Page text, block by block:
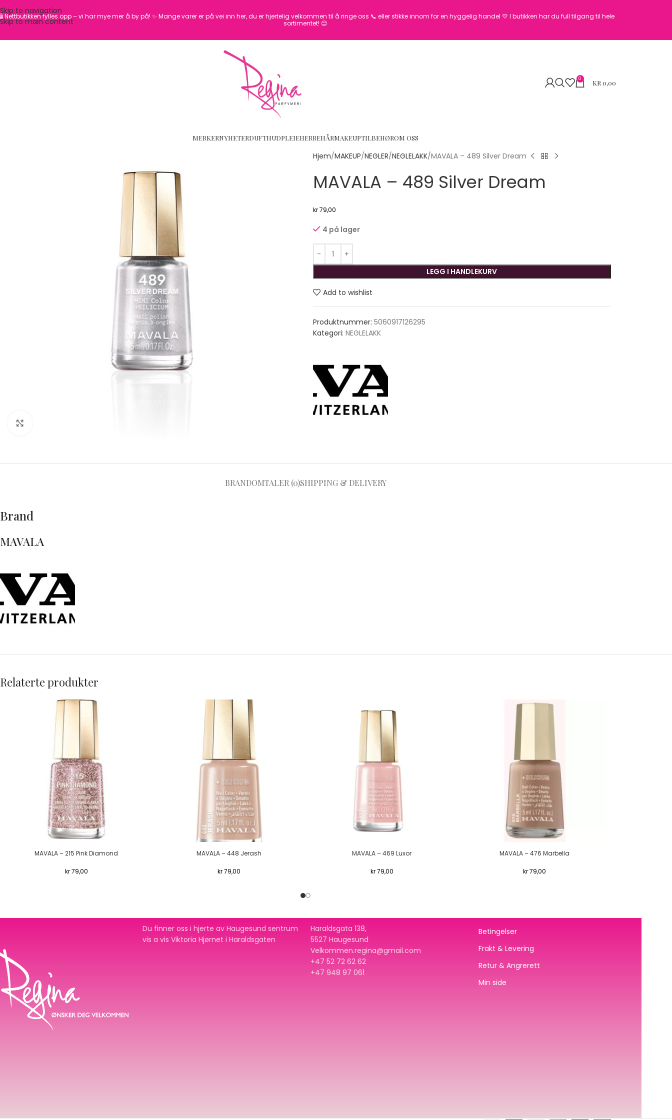
Skip to navigation
Skip to main content
Nettbutikken fylles opp – vi har mye mer å by på! ✨ Mange varer er på vei inn her, du er hjertelig velkommen til å ringe oss 📞 eller stikke innom for en hyggelig handel 💛 I butikken har du full tilgang til hele
sortimentet! 😊
0 KR 0,00
MERKERNYHETERDUFTHUDPLEIEHERREHÅRMAKEUPTILBEHØROM OSS
Hjem MAKEUP NEGLER NEGLELAKK MAVALA – 489 Silver Dream
MAVALA – 489 Silver Dream
kr79,00
4 på lager
LEGG I HANDLEKURV
Add to wishlist
Produktnummer: 5060917126295
Kategori: NEGLELAKK
BRANDOMTALER (0)SHIPPING & DELIVERY
Brand
MAVALA
Relaterte produkter
MAVALA – 215 Pink Diamond
kr79,00
MAVALA – 448 Jerash
kr79,00
MAVALA – 469 Luxor
kr79,00
MAVALA – 476 Marbella
kr79,00
Du finner oss i hjerte av Haugesund sentrum
vis a vis Viktoria Hjørnet i Haraldsgaten
Haraldsgata 138,
5527 Haugesund
Velkommen.regina@gmail.com
+47 52 72 62 62
+47 948 97 061
Betingelser
Frakt & Levering
Retur & Angrerett
Min side